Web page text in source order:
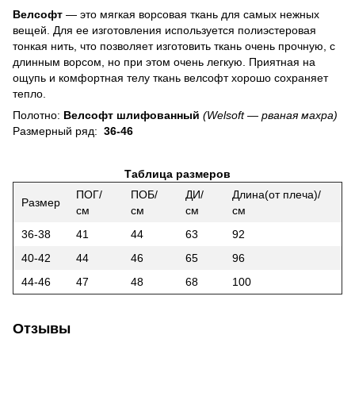
Велсофт ― это мягкая ворсовая ткань для самых нежных
вещей. Для ее изготовления используется полиэстеровая
тонкая нить, что позволяет изготовить ткань очень прочную, с
длинным ворсом, но при этом очень легкую. Приятная на
ощупь и комфортная телу ткань велсофт хорошо сохраняет
тепло.
Полотно: Велсофт шлифованный (Welsoft ― рваная махра)
Размерный ряд: 36-46
Таблица размеров
Размер
ПОГ/
см
ПОБ/
см
ДИ/
см
Длина(от плеча)/
см
36-38
41 44 63
92
40-42
44 46 65
96
44-46
47 48 68 100
Отзывы